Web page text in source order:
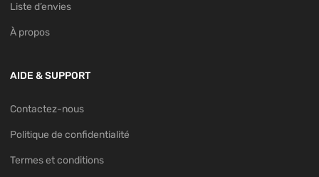
Liste d’envies
À propos
AIDE & SUPPORT
Contactez-nous
Politique de confidentialité
Termes et conditions